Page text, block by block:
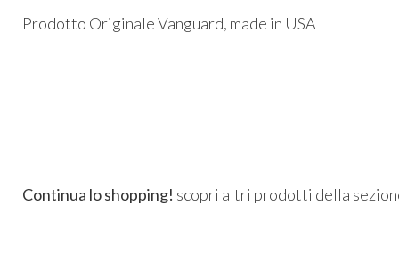
Prodotto Originale Vanguard, made in USA
Continua lo shopping! scopri altri prodotti della